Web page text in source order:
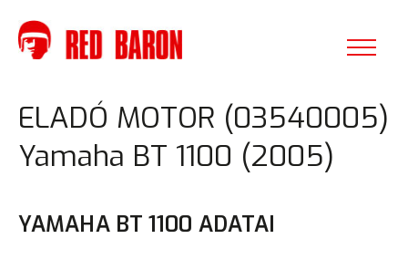
ELADÓ MOTOR (03540005)
Yamaha BT 1100 (2005)
YAMAHA BT 1100 ADATAI